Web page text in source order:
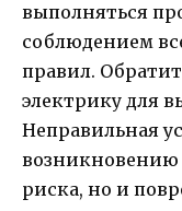
выполняться
соблюдением
правил.
электрику для
Неправильная
возникновению
риска, но и